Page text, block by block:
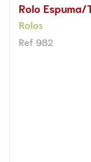
Rolo Espuma/
Rolos
Ref 982